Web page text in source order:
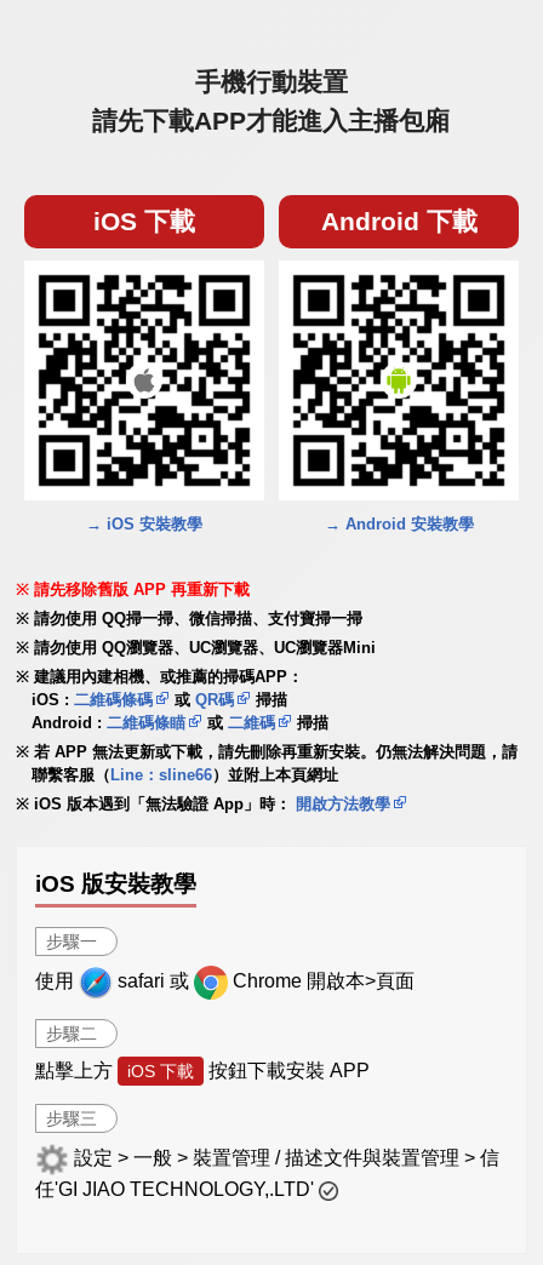
手機行動裝置
請先下載APP才能進入主播包廂
iOS 下載
→ iOS 安裝教學
Android 下載
→ Android 安裝教學
請先移除舊版 APP 再重新下載
請勿使用 QQ掃一掃、微信掃描、支付寶掃一掃
請勿使用 QQ瀏覽器、UC瀏覽器、UC瀏覽器Mini
建議用內建相機、或推薦的掃碼APP：
iOS :二維碼條碼 或QR碼
掃描
Android :二維碼條瞄 或二維碼
掃描
若 APP 無法更新或下載，請先刪除再重新安裝。仍無法解決問題，請
聯繫客服（ Line：sline66）並附上本頁網址
iOS 版本遇到「無法驗證 App」時：
開啟方法教學
iOS 版安裝教學
步驟一
使用 safari 或 Chrome 開啟本>頁面
步驟二
點擊上方 iOS 下載 按鈕下載安裝 APP
步驟三
設定 > 一般 > 裝置管理 / 描述文件與裝置管理 > 信
任'GI JIAO TECHNOLOGY,.LTD'